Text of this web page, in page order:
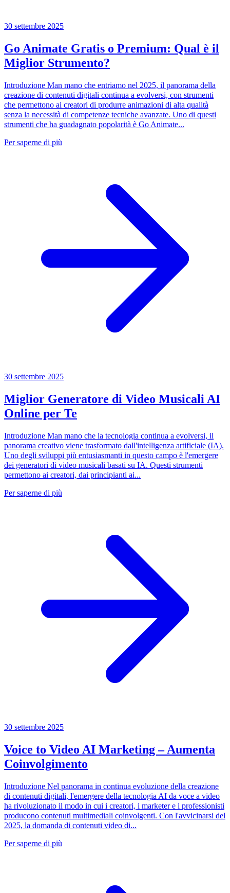
30 settembre 2025
Go Animate Gratis o Premium: Qual è il
Miglior Strumento?
Introduzione Man mano che entriamo nel 2025, il panorama della
creazione di contenuti digitali continua a evolversi, con strumenti
che permettono ai creatori di produrre animazioni di alta qualità
senza la necessità di competenze tecniche avanzate. Uno di questi
strumenti che ha guadagnato popolarità è Go Animate...
Per saperne di più
30 settembre 2025
Miglior Generatore di Video Musicali AI
Online per Te
Introduzione Man mano che la tecnologia continua a evolversi, il
panorama creativo viene trasformato dall'intelligenza artificiale (IA).
Uno degli sviluppi più entusiasmanti in questo campo è l'emergere
dei generatori di video musicali basati su IA. Questi strumenti
permettono ai creatori, dai principianti ai...
Per saperne di più
30 settembre 2025
Voice to Video AI Marketing – Aumenta
Coinvolgimento
Introduzione Nel panorama in continua evoluzione della creazione
di contenuti digitali, l'emergere della tecnologia AI da voce a video
ha rivoluzionato il modo in cui i creatori, i marketer e i professionisti
producono contenuti multimediali coinvolgenti. Con l'avvicinarsi del
2025, la domanda di contenuti video di...
Per saperne di più